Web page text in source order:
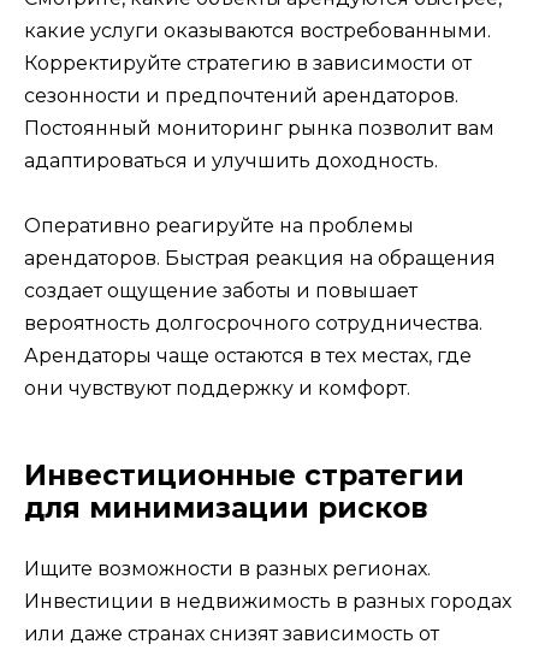
какие услуги оказываются востребованными.
Корректируйте стратегию в зависимости от
сезонности и предпочтений арендаторов.
Постоянный мониторинг рынка позволит вам
адаптироваться и улучшить доходность.
Оперативно реагируйте на проблемы
арендаторов. Быстрая реакция на обращения
создает ощущение заботы и повышает
вероятность долгосрочного сотрудничества.
Арендаторы чаще остаются в тех местах, где
они чувствуют поддержку и комфорт.
Инвестиционные стратегии
для минимизации рисков
Ищите возможности в разных регионах.
Инвестиции в недвижимость в разных городах
или даже странах снизят зависимость от